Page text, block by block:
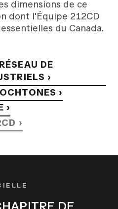
dimensions de ce
dont l'Équipe 212CD
du Canada.
DE
›
›
›
›
DE